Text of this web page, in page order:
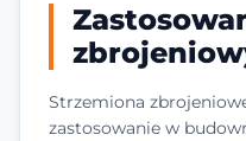
Strzemiona
zastosowanie w